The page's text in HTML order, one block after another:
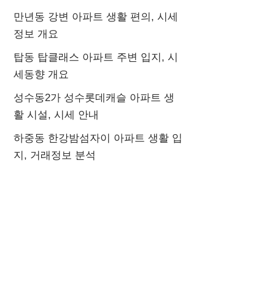
만년동 강변 아파트 생활 편의, 시세
정보 개요
탑동 탑클래스 아파트 주변 입지, 시
세동향 개요
성수동2가 성수롯데캐슬 아파트 생
활 시설, 시세 안내
하중동 한강밤섬자이 아파트 생활 입
지, 거래정보 분석